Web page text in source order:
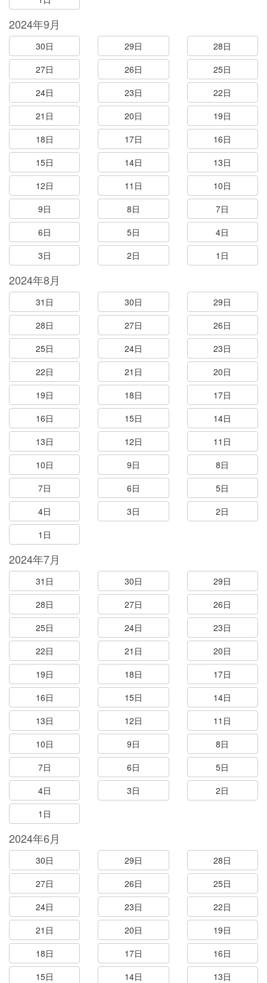
2024年9月
30日 29日
28日
27日
26日
25日
24日
23日
22日
21日
20日
19日
18日
17日
16日
15日
14日
13日
12日
11日
10日
9日
8日
7日
6日
5日
4日
3日
2日 1日
2024年8月
31日 30日
29日
28日
27日
26日
25日
24日
23日
22日
21日
20日
19日
18日
17日
16日
15日
14日
13日
12日
11日
10日
9日
8日
7日
6日
5日
4日
3日
2日
1日
2024年7月
31日 30日
29日
28日
27日
26日
25日
24日
23日
22日
21日
20日
19日
18日
17日
16日
15日
14日
13日
12日
11日
10日
9日
8日
7日
6日
5日
4日
3日
2日
1日
2024年6月
30日 29日
28日
27日
26日
25日
24日
23日
22日
21日
20日
19日
18日
17日
16日
15日
14日
13日